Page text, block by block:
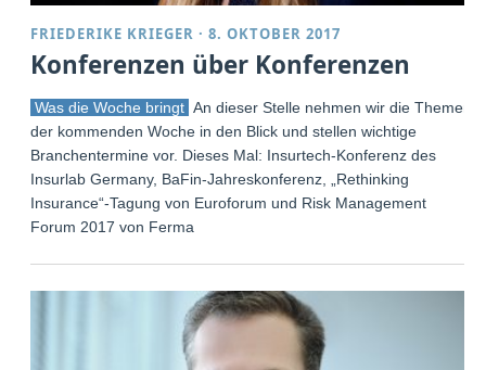
FRIEDERIKE KRIEGER ·8. OKTOBER 2017
Konferenzen über Konferenzen
Was die Woche bringt An dieser Stelle nehmen wir die Themen
der kommenden Woche in den Blick und stellen wichtige
Branchentermine vor. Dieses Mal: Insurtech-Konferenz des
Insurlab Germany, BaFin-Jahreskonferenz, „Rethinking
Insurance“-Tagung von Euroforum und Risk Management
Forum 2017 von Ferma